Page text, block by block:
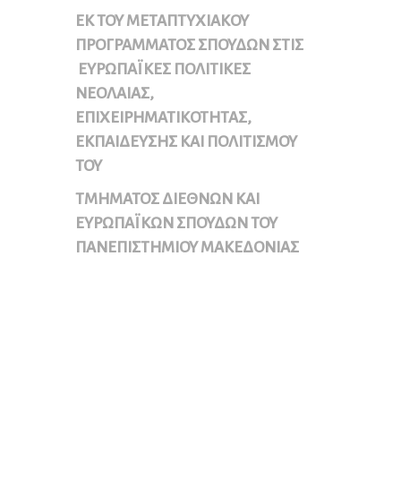
ΕΚ ΤΟΥ ΜΕΤΑΠΤΥΧΙΑΚΟΥ
ΠΡΟΓΡΑΜΜΑΤΟΣ ΣΠΟΥΔΩΝ ΣΤΙΣ
ΕΥΡΩΠΑΪΚΕΣ ΠΟΛΙΤΙΚΕΣ
ΝΕΟΛΑΙΑΣ,
ΕΠΙΧΕΙΡΗΜΑΤΙΚΟΤΗΤΑΣ,
ΕΚΠΑΙΔΕΥΣΗΣ ΚΑΙ ΠΟΛΙΤΙΣΜΟΥ
ΤΟΥ
ΤΜΗΜΑΤΟΣ ΔΙΕΘΝΩΝ ΚΑΙ
ΕΥΡΩΠΑΪΚΩΝ ΣΠΟΥΔΩΝ ΤΟΥ
ΠΑΝΕΠΙΣΤΗΜΙΟΥ ΜΑΚΕΔΟΝΙΑΣ